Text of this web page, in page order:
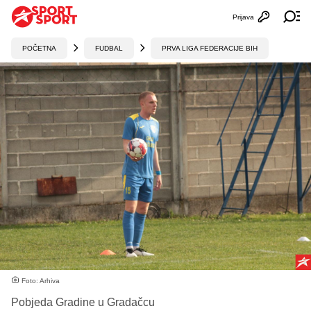
Otvori
Prijava
POČETNA FUDBAL PRVA LIGA FEDERACIJE BIH
Foto: Arhiva
Pobjeda Gradine u Gradačcu